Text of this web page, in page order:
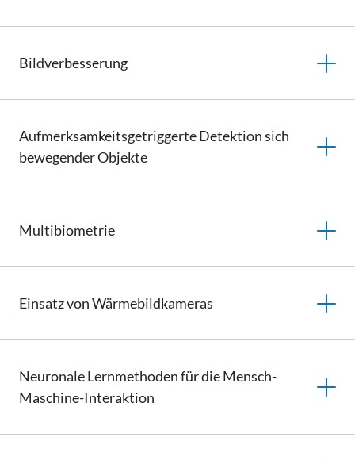
Bildverbesserung
AufmerksamkeitsgetriggerteDetektion sich
bewegender Objekte
Multibiometrie
Einsatz vonWärmebildkameras
Neuronale Lernmethoden für die Mensch-
Maschine-Interaktion